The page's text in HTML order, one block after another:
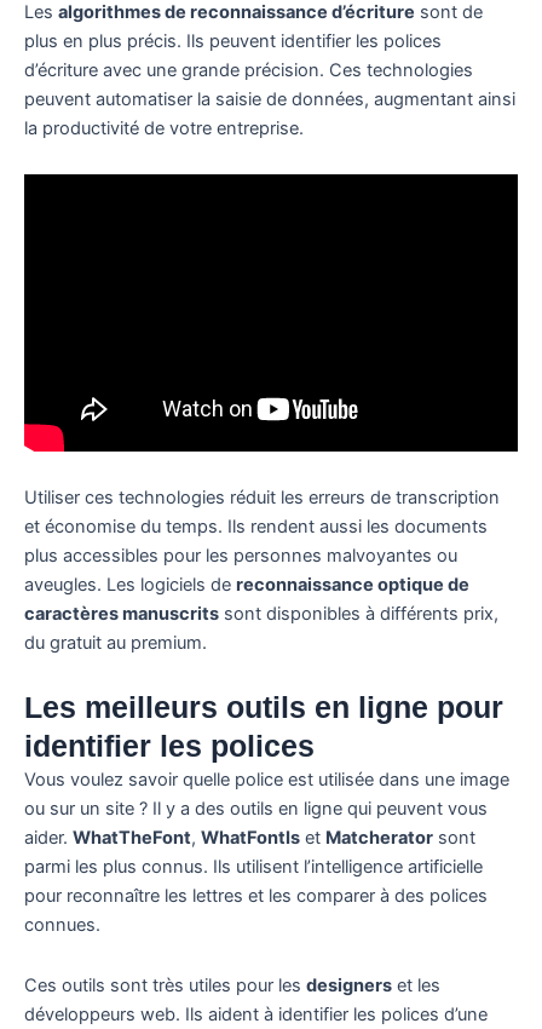
Les algorithmes de reconnaissance d’écriture sont de
plus en plus précis. Ils peuvent identifier les polices
d’écriture avec une grande précision. Ces technologies
peuvent automatiser la saisie de données, augmentant ainsi
la productivité de votre entreprise.
Utiliser ces technologies réduit les erreurs de transcription
et économise du temps. Ils rendent aussi les documents
plus accessibles pour les personnes malvoyantes ou
aveugles. Les logiciels de reconnaissance optique de
caractères manuscrits sont disponibles à différents prix,
du gratuit au premium.
Les meilleurs outils en ligne pour
identifier les polices
Vous voulez savoir quelle police est utilisée dans une image
ou sur un site ? Il y a des outils en ligne qui peuvent vous
aider. WhatTheFont, WhatFontIs et Matcherator sont
parmi les plus connus. Ils utilisent l’intelligence artificielle
pour reconnaître les lettres et les comparer à des polices
connues.
Ces outils sont très utiles pour les designers et les
développeurs web. Ils aident à identifier les polices d’une